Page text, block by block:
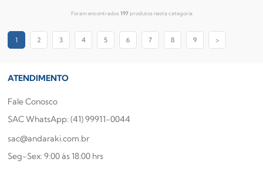
Foram encontrados197produtos nesta categoria
1 2 3 4 5 6 7 8 9 >
ATENDIMENTO
Fale Conosco
SAC WhatsApp: (41) 99911-0044
sac@andaraki.com.br
Seg-Sex: 9:00 às 18:00 hrs